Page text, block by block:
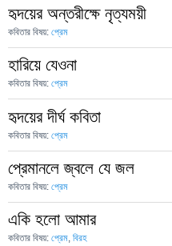
হৃদয়ের অন্তরীক্ষে নৃত্যময়ী
কবিতার বিষয়: প্রেম
হারিয়ে যেওনা
কবিতার বিষয়: প্রেম
হৃদয়ের দীর্ঘ কবিতা
কবিতার বিষয়: প্রেম
প্রেমানলে জ্বলে যে জল
কবিতার বিষয়: প্রেম
একি হলো আমার
কবিতার বিষয়: প্রেম, বিরহ